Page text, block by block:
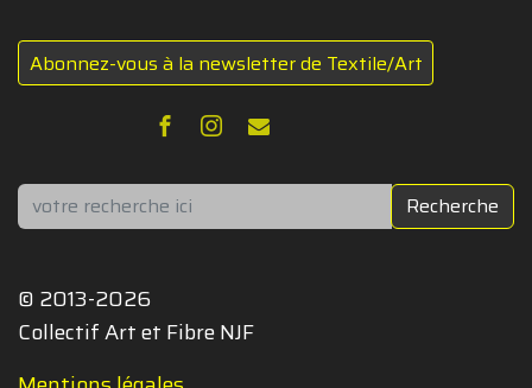
Abonnez-vous à la newsletter de Textile/Art
Rechercher Recherche
© 2013-2026
Collectif Art et Fibre NJF